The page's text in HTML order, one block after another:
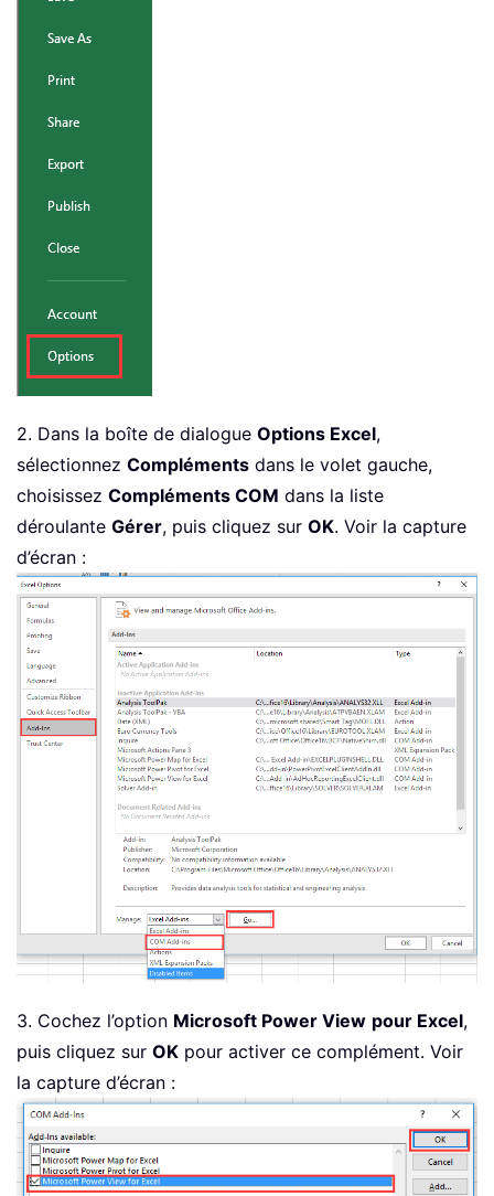
2. Dans la boîte de dialogue Options Excel,
sélectionnez Compléments dans le volet gauche,
choisissez Compléments COM dans la liste
déroulante Gérer, puis cliquez sur OK. Voir la capture
d’écran :
3. Cochez l’option Microsoft Power View pour Excel,
puis cliquez sur OK pour activer ce complément. Voir
la capture d’écran :